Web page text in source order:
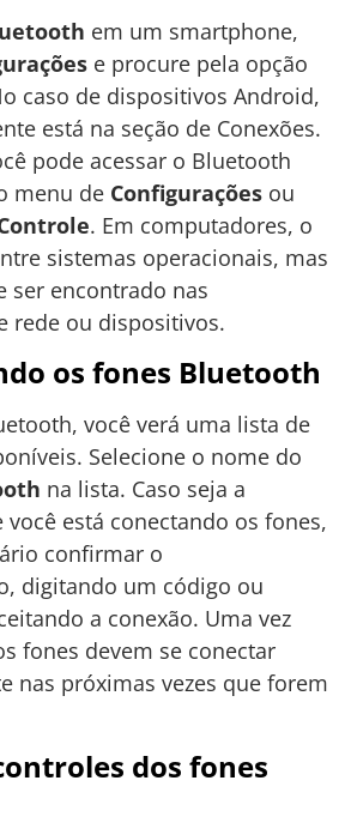
em um smartphone,
e procure pela opção
caso de dispositivos Android,
está na seção de Conexões.
pode acessar o Bluetooth
menu de Configurações ou
. Em computadores, o
sistemas operacionais, mas
ser encontrado nas
rede ou dispositivos.
os fones Bluetooth
você verá uma lista de
Selecione o nome do
na lista. Caso seja a
está conectando os fones,
confirmar o
digitando um código ou
a conexão. Uma vez
fones devem se conectar
nas próximas vezes que forem
dos fones